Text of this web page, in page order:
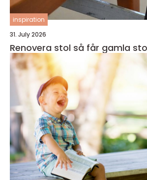
inspiration
31. July 2026
Renovera stol så får